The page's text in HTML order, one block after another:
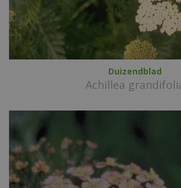
Duizendblad
Achillea